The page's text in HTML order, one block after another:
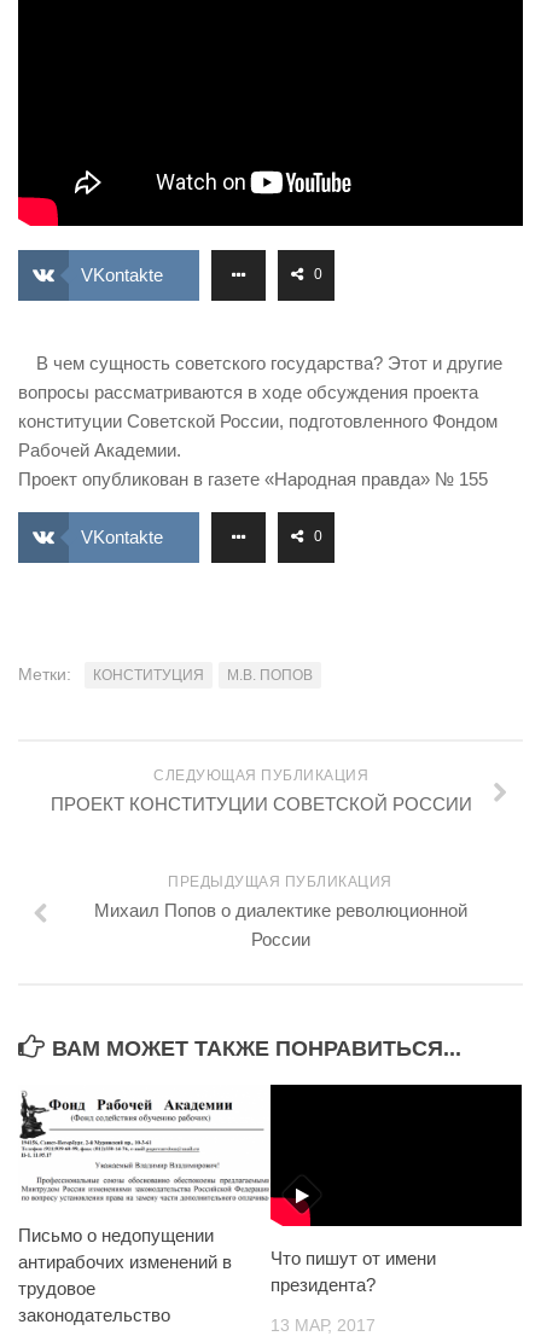
VKontakte 0
В чем сущность советского государства? Этот и другие
вопросы рассматриваются в ходе обсуждения проекта
конституции Советской России, подготовленного Фондом
Рабочей Академии.
Проект опубликован в газете «Народная правда» № 155
VKontakte 0
Метки: КОНСТИТУЦИЯ М.В. ПОПОВ
СЛЕДУЮЩАЯ ПУБЛИКАЦИЯ
ПРОЕКТ КОНСТИТУЦИИ СОВЕТСКОЙ РОССИИ
ПРЕДЫДУЩАЯ ПУБЛИКАЦИЯ
Михаил Попов о диалектике революционной
России
ВАМ МОЖЕТ ТАКЖЕ ПОНРАВИТЬСЯ...
Письмо о недопущении
антирабочих изменений в
трудовое
законодательство
Что пишут от имени
президента?
13 МАР, 2017